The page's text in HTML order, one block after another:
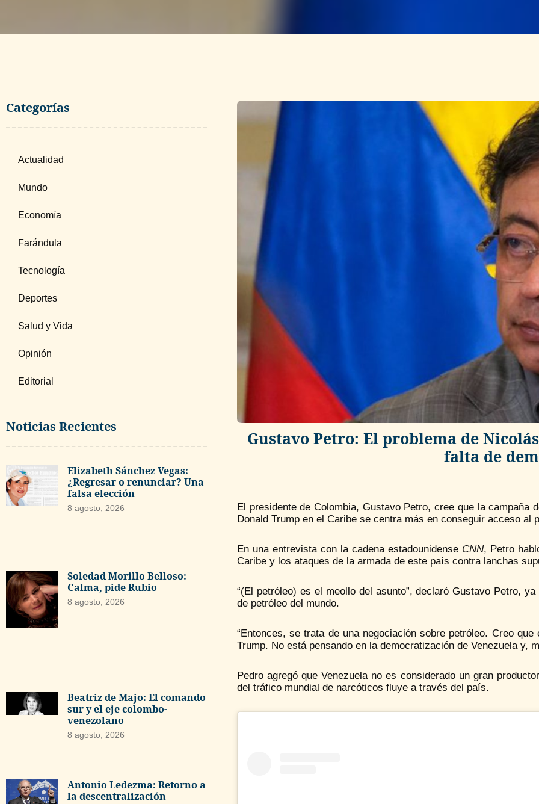
Categorías
Actualidad
Mundo
Economía
Farándula
Tecnología
Deportes
Salud y Vida
Opinión
Editorial
Noticias Recientes
Elizabeth Sánchez Vegas:
¿Regresar o renunciar? Una
falsa elección
8 agosto, 2026
Soledad Morillo Belloso:
Calma, pide Rubio
8 agosto, 2026
Beatriz de Majo: El comando
sur y el eje colombo-
venezolano
8 agosto, 2026
Antonio Ledezma: Retorno a
la descentralización
Gustavo Petro: El problema de
falta de
El presidente de Colombia, Gustavo Petro, cree que la campaña
Donald Trump en el Caribe se centra más en conseguir acceso
En una entrevista con la cadena estadounidense CNN, Petro
Caribe y los ataques de la armada de este país contra lanchas
“(El petróleo) es el meollo del asunto”, declaró Gustavo Petro,
de petróleo del mundo.
“Entonces, se trata de una negociación sobre petróleo. Creo
Trump. No está pensando en la democratización de Venezuela y,
Pedro agregó que Venezuela no es considerado un gran
del tráfico mundial de narcóticos fluye a través del país.